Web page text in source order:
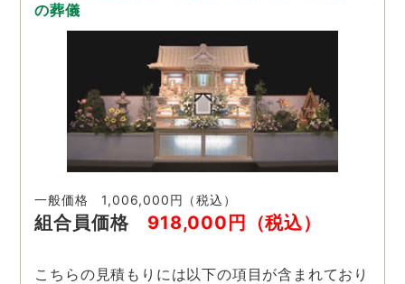
の葬儀
一般価格 1,006,000円（税込）
組合員価格 918,000円（税込）
こちらの見積もりには以下の項目が含まれており